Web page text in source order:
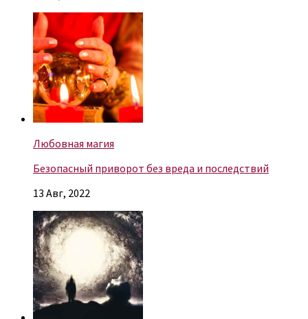
Любовная магия
Безопасный приворот без вреда и последствий
13 Авг, 2022